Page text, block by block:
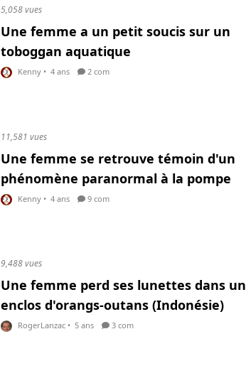
5,058 vues
Une femme a un petit soucis sur un
toboggan aquatique
Kenny • 4 ans 2 com
11,581 vues
Une femme se retrouve témoin d'un
phénomène paranormal à la pompe
Kenny • 4 ans 9 com
9,488 vues
Une femme perd ses lunettes dans un
enclos d'orangs-outans (Indonésie)
RogerLanzac • 5 ans 3 com